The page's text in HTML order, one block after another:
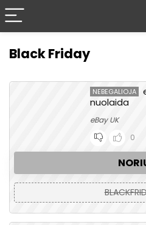
Black Friday
NEBEGALIOJA
nuolaida
eBay UK
0